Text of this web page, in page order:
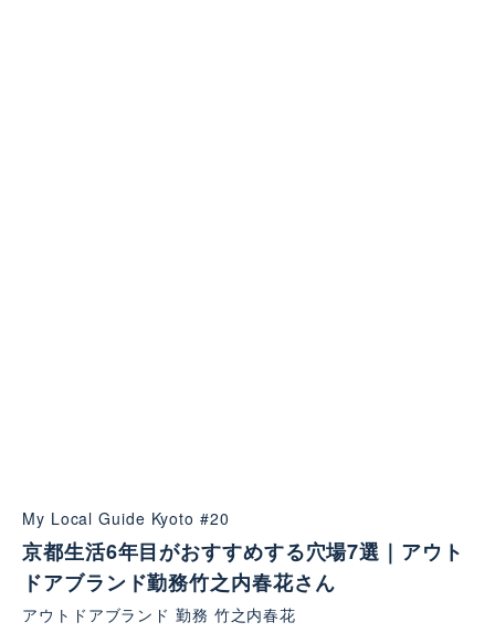
My Local Guide Kyoto #20
京都生活6年目がおすすめする穴場7選｜アウト
ドアブランド勤務竹之内春花さん
アウトドアブランド 勤務 竹之内春花